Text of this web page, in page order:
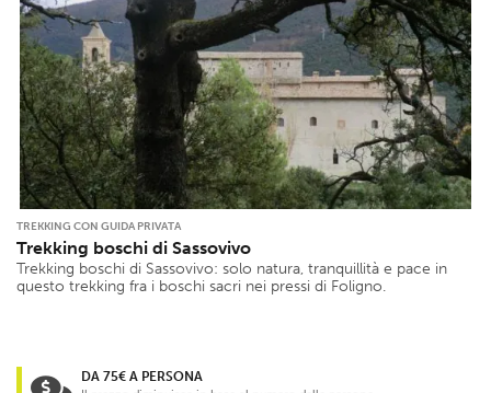
TREKKING CON GUIDA PRIVATA
Trekking boschi di Sassovivo
Trekking boschi di Sassovivo: solo natura, tranquillità e pace in
questo trekking fra i boschi sacri nei pressi di Foligno.
DA 75€ A PERSONA